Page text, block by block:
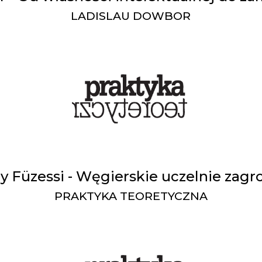
LADISLAU DOWBOR
Füzessi - Węgierskie uczelnie
PRAKTYKA TEORETYCZNA